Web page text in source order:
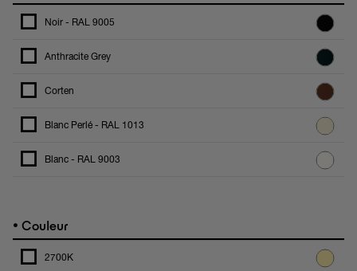
Noir - RAL 9005
Anthracite Grey
Corten
Blanc Perlé - RAL 1013
Blanc - RAL 9003
• Couleur
2700K